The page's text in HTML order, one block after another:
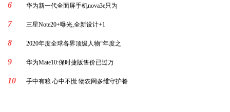
6 华为新一代全面屏手机nova3e只为
7 三星Note20+曝光,全新设计+1
8 2020年度全球各界顶级人物“年度之
9 华为Mate10:保时捷版售价已过万
10 手中有粮 心中不慌 物农网多维守护餐